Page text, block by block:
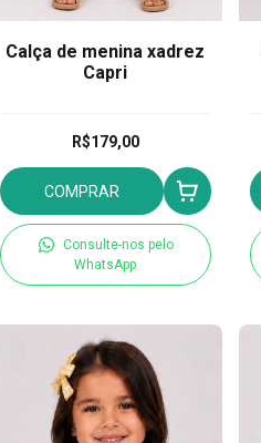
Calça de menina xadrez
Capri
R$179,00
COMPRAR
Consulte-nos pelo
WhatsApp